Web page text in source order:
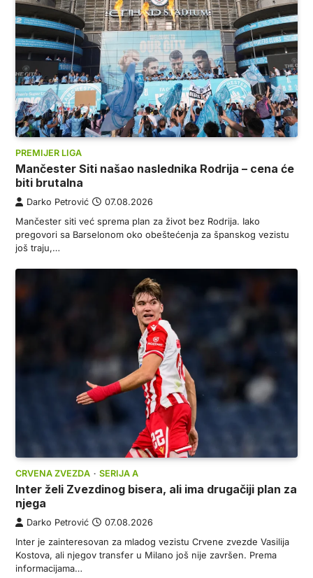
PREMIJER LIGA
Mančester Siti našao naslednika Rodrija – cena će
biti brutalna
Darko Petrović 07.08.2026
Mančester siti već sprema plan za život bez Rodrija. Iako
pregovori sa Barselonom oko obeštećenja za španskog vezistu
još traju,…
CRVENA ZVEZDA SERIJA A
Inter želi Zvezdinog bisera, ali ima drugačiji plan za
njega
Darko Petrović 07.08.2026
Inter je zainteresovan za mladog vezistu Crvene zvezde Vasilija
Kostova, ali njegov transfer u Milano još nije završen. Prema
informacijama…